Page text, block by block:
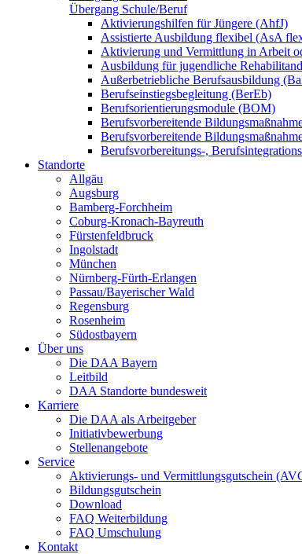
Übergang Schule/Beruf
Aktivierungshilfen für Jüngere (AhfJ)
Assistierte Ausbildung flexibel (AsA
Aktivierung und Vermittlung in Arbeit
Ausbildung für jugendliche
Außerbetriebliche Berufsausbildung
Berufseinstiegsbegleitung (BerEb)
Berufsorientierungsmodule (BOM)
Berufsvorbereitende
Berufsvorbereitende
Berufsvorbereitungs-,
Standorte
Allgäu
Augsburg
Bamberg-Forchheim
Coburg-Kronach-Bayreuth
Fürstenfeldbruck
Ingolstadt
München
Nürnberg-Fürth-Erlangen
Passau/Bayerischer Wald
Regensburg
Rosenheim
Südostbayern
Über uns
Die DAA Bayern
Leitbild
DAA Standorte bundesweit
Karriere
Die DAA als Arbeitgeber
Initiativbewerbung
Stellenangebote
Service
Aktivierungs- und Vermittlungsgutschein
Bildungsgutschein
Download
FAQ Weiterbildung
FAQ Umschulung
Kontakt